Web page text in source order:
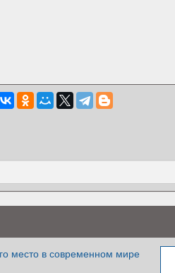
место в современном мире